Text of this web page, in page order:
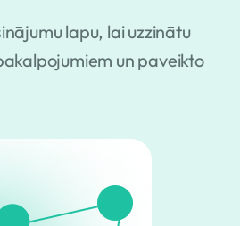
lapu, lai uzzinātu
un paveikto